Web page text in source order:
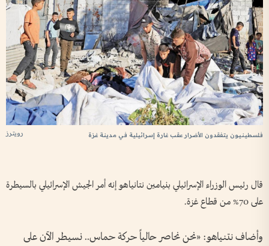
رويترز فلسطينيون يتفقدون الأضرار عقب غارة إسرائيلية في مدينة غزة
قال رئيس الوزراء الإسرائيلي بنيامين نتانياهو إنه أمر الجيش الإسرائيلي بالسيطرة
على 70% من قطاع غزة.
وأضاف نتنياهو: «نحن نحاصر حالياً حركة حماس.. نسيطر الآن على